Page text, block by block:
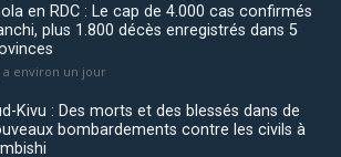
en RDC : Le cap de 4.000 cas confirmés
plus 1.800 décès enregistrés dans 5
a environ un jour
Kivu : Des morts et des blessés dans de
bombardements contre les civils à